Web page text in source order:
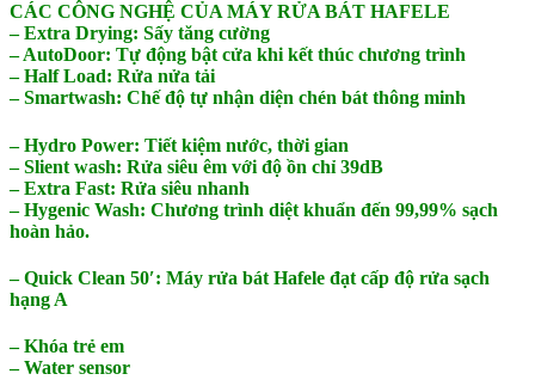
CÁC CÔNG NGHỆ CỦA MÁY RỬA BÁT HAFELE
– Extra Drying: Sấy tăng cường
– AutoDoor: Tự động bật cửa khi kết thúc chương trình
– Half Load: Rửa nửa tải
– Smartwash: Chế độ tự nhận diện chén bát thông minh
– Hydro Power: Tiết kiệm nước, thời gian
– ️Slient wash: Rửa siêu êm với độ ồn chỉ 39dB
– Extra Fast: Rửa siêu nhanh
– Hygenic Wash: Chương trình diệt khuẩn đến 99,99% sạch
hoàn hảo.
– Quick Clean 50′: Máy rửa bát Hafele đạt cấp độ rửa sạch
hạng A
– Khóa trẻ em
– Water sensor